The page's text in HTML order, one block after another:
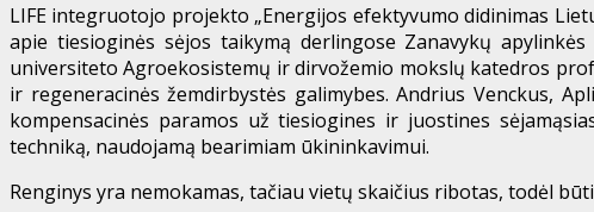
LIFE integruotojo projekto „Energijos efektyvumo didinimas
apie tiesioginės sėjos taikymą derlingose Zanavykų
universiteto Agroekosistemų ir dirvožemio mokslų katedros
ir regeneracinės žemdirbystės galimybes. Andrius Venckus,
kompensacinės paramos už tiesiogines ir juostines
techniką, naudojamą bearimiam ūkininkavimui.
Renginys yra nemokamas, tačiau vietų skaičius ribotas, todėl